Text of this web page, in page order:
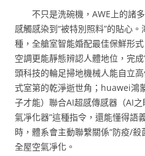
不只是洗碗機，AWE上的諸
感觸感染到“被特別照料”的貼心
種，全艙室智能婚配最佳保鮮形
空調更能靜態辨認人體地位，完
頭科技的輪足掃地機械人能自立
式室第的乾淨逝世角；huawei鴻
子才能）聯合AI超感傳感器（AI
氣凈化器”這種指令，還能懂得語
時，體系會主動聯繫關係“防疫/殺
全屋空氣凈化。